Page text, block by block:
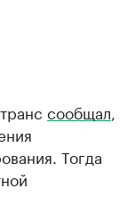
сообщал
Тогда